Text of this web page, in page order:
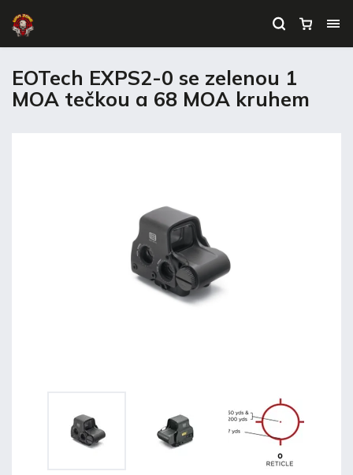
EOTech EXPS2-0 se zelenou 1
MOA tečkou a 68 MOA kruhem